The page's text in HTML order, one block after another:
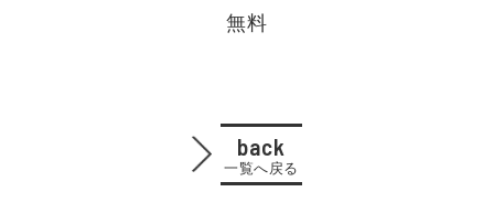
無料
back
一覧へ戻る